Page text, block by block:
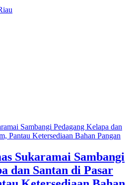
Sukaramai Sambangi
dan Santan di Pasar